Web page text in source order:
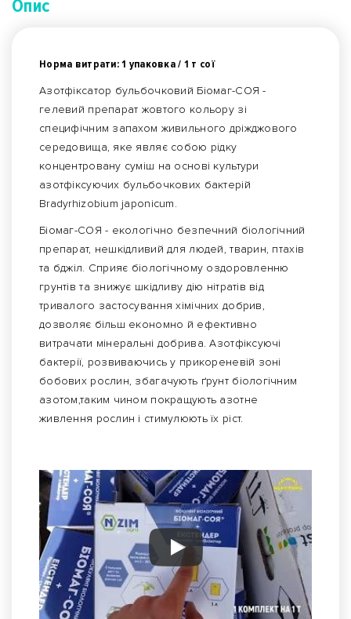
Опис
Норма витрати: 1 упаковка / 1 т сої
Азотфіксатор бульбочковий Біомаг-СОЯ -
гелевий препарат жовтого кольору зі
специфічним запахом живильного дріжджового
середовища, яке являє собою рідку
концентровану суміш на основі культури
азотфіксуючих бульбочкових бактерій
Bradyrhizobium japonicum.
Біомаг-СОЯ - екологічно безпечний біологічний
препарат, нешкідливий для людей, тварин, птахів
та бджіл. Сприяє біологічному оздоровленню
грунтів та знижує шкідливу дію нітратів від
тривалого застосування хімічних добрив,
дозволяє більш економно й ефективно
витрачати мінеральні добрива. Азотфіксуючі
бактерії, розвиваючись у прикореневій зоні
бобових рослин, збагачують ґрунт біологічним
азотом,таким чином покращують азотне
живлення рослин і стимулюють їх ріст.